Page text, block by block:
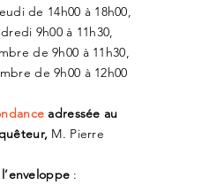
de 14h00 à 18h00,
9h00 à 11h30,
de 9h00 à 11h30,
de 9h00 à 12h00
adressée au
M. Pierre
: